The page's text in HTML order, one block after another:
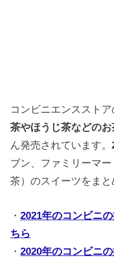
コンビニエンススト
茶やほうじ茶などの
ん発売されています。
ブン、ファミリーマ
茶）のスイーツをまと
・2021年のコンビニ
ちら
・2020年のコンビニ